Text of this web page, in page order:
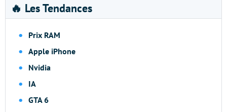
🔥 Les Tendances
Prix RAM
Apple iPhone
Nvidia
IA
GTA 6